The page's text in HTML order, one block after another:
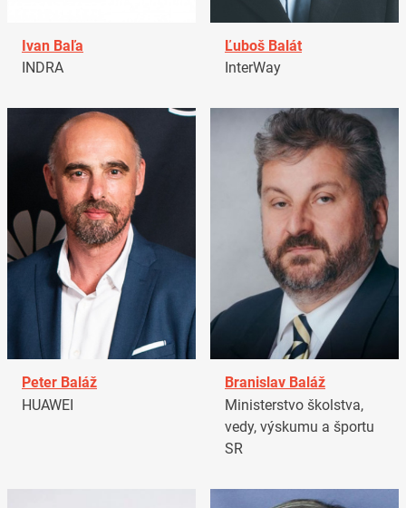
Ivan Baľa
INDRA
Ľuboš Balát
InterWay
Peter Baláž
HUAWEI
Branislav Baláž
Ministerstvo školstva,
vedy, výskumu a športu
SR